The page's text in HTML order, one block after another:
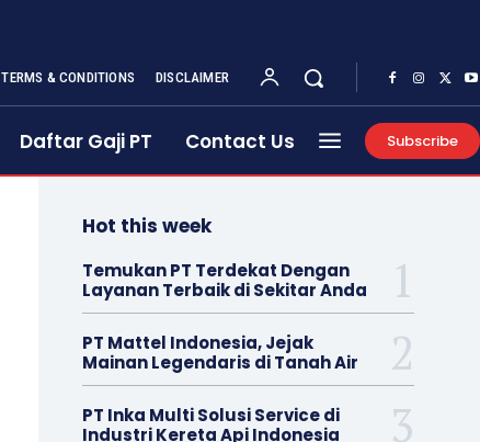
TERMS & CONDITIONS DISCLAIMER
Daftar Gaji PT Contact Us Subscribe
Hot this week
Temukan PT Terdekat Dengan
Layanan Terbaik di Sekitar Anda
PT Mattel Indonesia, Jejak
Mainan Legendaris di Tanah Air
PT Inka Multi Solusi Service di
Industri Kereta Api Indonesia